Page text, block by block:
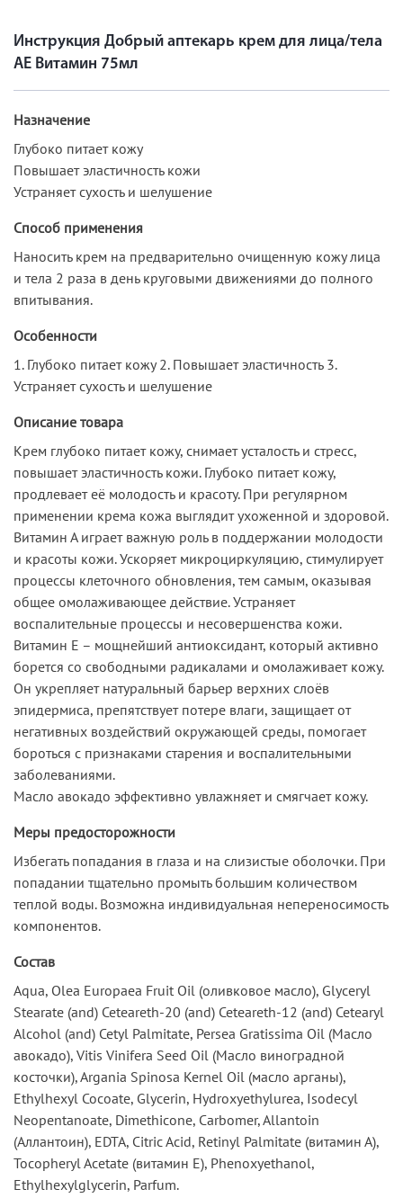
Инструкция Добрый аптекарь крем для лица/тела
АЕ Витамин 75мл
Назначение
Глубоко питает кожу
Повышает эластичность кожи
Устраняет сухость и шелушение
Способ применения
Наносить крем на предварительно очищенную кожу лица
и тела 2 раза в день круговыми движениями до полного
впитывания.
Особенности
1. Глубоко питает кожу 2. Повышает эластичность 3.
Устраняет сухость и шелушение
Описание товара
Крем глубоко питает кожу, снимает усталость и стресс,
повышает эластичность кожи. Глубоко питает кожу,
продлевает её молодость и красоту. При регулярном
применении крема кожа выглядит ухоженной и здоровой.
Витамин А играет важную роль в поддержании молодости
и красоты кожи. Ускоряет микроциркуляцию, стимулирует
процессы клеточного обновления, тем самым, оказывая
общее омолаживающее действие. Устраняет
воспалительные процессы и несовершенства кожи.
Витамин Е – мощнейший антиоксидант, который активно
борется со свободными радикалами и омолаживает кожу.
Он укрепляет натуральный барьер верхних слоёв
эпидермиса, препятствует потере влаги, защищает от
негативных воздействий окружающей среды, помогает
бороться с признаками старения и воспалительными
заболеваниями.
Масло авокадо эффективно увлажняет и смягчает кожу.
Меры предосторожности
Избегать попадания в глаза и на слизистые оболочки. При
попадании тщательно промыть большим количеством
теплой воды. Возможна индивидуальная непереносимость
компонентов.
Состав
Aqua, Olea Europaea Fruit Oil (оливковое масло), Glyceryl
Stearate (and) Ceteareth-20 (and) Ceteareth-12 (and) Cetearyl
Alcohol (and) Cetyl Palmitate, Persea Gratissima Oil (Масло
авокадо), Vitis Vinifera Seed Oil (Масло виноградной
косточки), Argania Spinosa Kernel Oil (масло арганы),
Ethylhexyl Cocoate, Glycerin, Hydroxyethylurea, Isodecyl
Neopentanoate, Dimethicone, Carbomer, Allantoin
(Аллантоин), EDTA, Citric Acid, Retinyl Palmitate (витамин А),
Tocopheryl Acetate (витамин Е), Phenoxyethanol,
Ethylhexylglycerin, Parfum.